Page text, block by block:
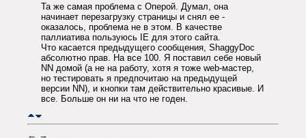
Та же самая проблема с Оперой. Думал, она
начинает перезагрузку страницы и снял ее -
оказалось, проблема не в этом. В качестве
паллиатива пользуюсь IE для этого сайта.
Что касается предыдущего сообщения, ShaggyDoc
абсолютно прав. На все 100. Я поставил себе новый
NN домой (а не на работу, хотя я тоже web-мастер,
но тестировать я предпочитаю на предыдущей
версии NN), и кнопки там действительно красивые. И
все. Больше он ни на что не годен.
← →